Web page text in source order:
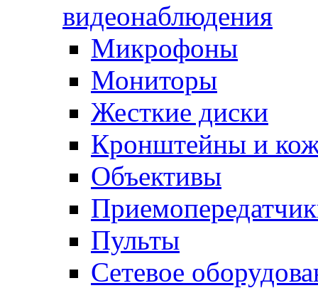
видеонаблюдения
Микрофоны
Мониторы
Жесткие диски
Кронштейны и
Объективы
Пульты
Сетевое